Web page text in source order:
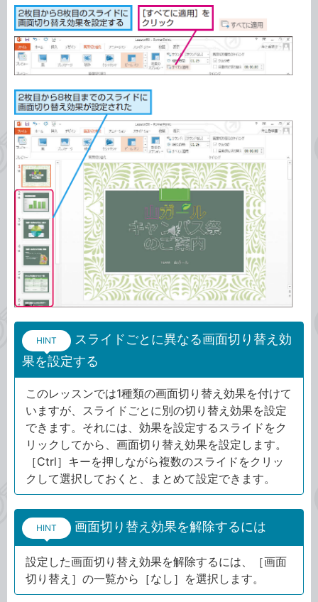
HINT
スライドごとに異なる画面切り替え効
果を設定する
このレッスンでは1種類の画面切り替え効果を付けて
いますが、スライドごとに別の切り替え効果を設定
できます。それには、効果を設定するスライドをク
リックしてから、画面切り替え効果を設定します。
［Ctrl］キーを押しながら複数のスライドをクリッ
クして選択しておくと、まとめて設定できます。
HINT 画面切り替え効果を解除するには
設定した画面切り替え効果を解除するには、［画面
切り替え］の一覧から［なし］を選択します。